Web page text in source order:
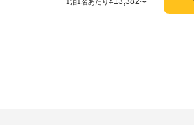
1泊1名あたり 〜